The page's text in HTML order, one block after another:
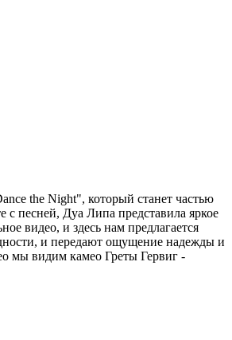
the Night", который станет частью
песней, Дуа Липа представила яркое
видео, и здесь нам предлагается
и передают ощущение надежды и
мы видим камео Греты Гервиг -